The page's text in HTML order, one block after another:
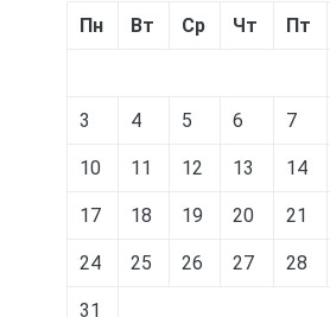
Пн Вт Ср Чт Пт
3 4 5 6 7
10 11 12 13 14
17 18 19 20 21
24 25 26 27 28
31